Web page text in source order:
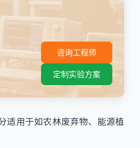
咨询工程师
定制实验方案
适用于如农林废弃物、能源植